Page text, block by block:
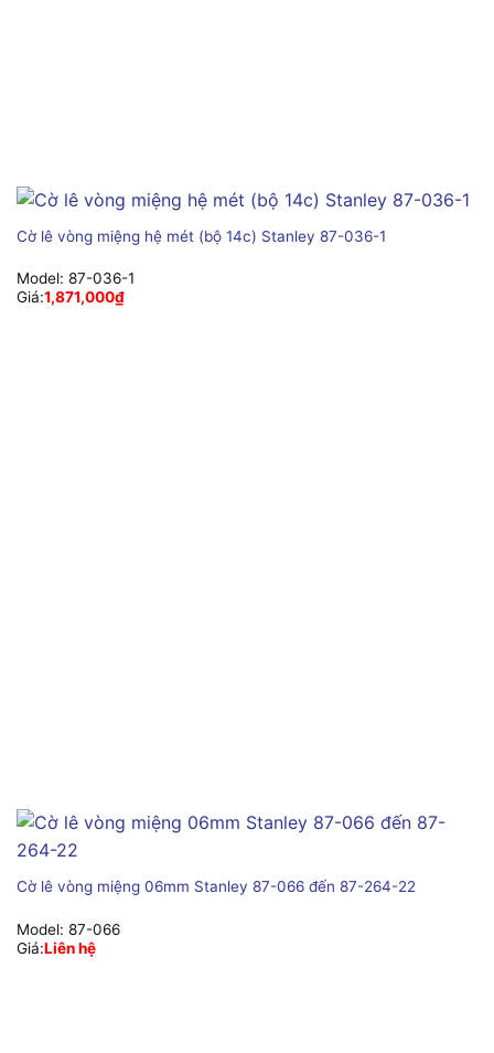
Cờ lê vòng miệng hệ mét (bộ 14c) Stanley 87-036-1
Model: 87-036-1
Giá:1,871,000₫
Cờ lê vòng miệng 06mm Stanley 87-066 đến 87-264-22
Model: 87-066
Giá:Liên hệ